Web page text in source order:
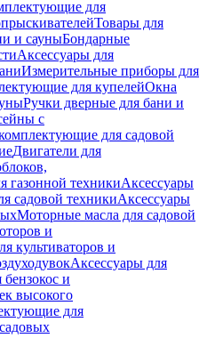
для
Товары для
и сауныБондарные
Аксессуары для
Измерительные приборы для
для купелейОкна
Ручки дверные для бани и
с
для садовой
Двигатели для
газонной техникиАксессуары
садовой техникиАксессуары
Моторные масла для садовой
и
культиваторов и
Аксессуары для
и
высокого
для